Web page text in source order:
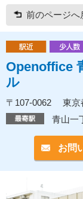
前のページへ
Openoffice
ル
〒107-0062 東京
青山一
お問